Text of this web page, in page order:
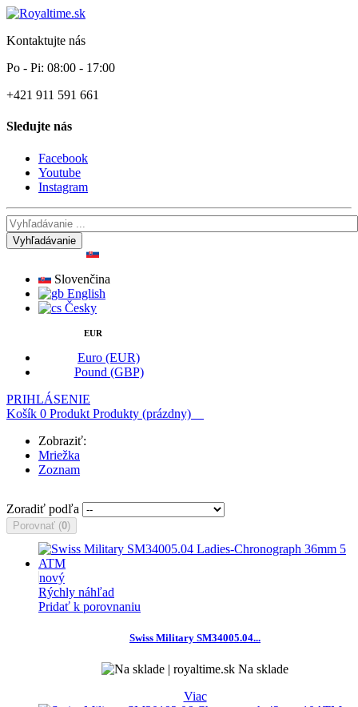
Kontaktujte nás
Po - Pi: 08:00 - 17:00
+421 911 591 661
Sledujte nás
Facebook
Youtube
Instagram
Vyhľadávanie
Slovenčina
English
Česky
EUR
Euro (EUR)
Pound (GBP)
PRIHLÁSENIE
Košík 0 Produkt Produkty (prázdny)
Zobraziť:
Mriežka
Zoznam
Zoradiť podľa
Porovnať (0)
nový
Rýchly náhľad
Pridať k porovnaniu
Swiss Military SM34005.04...
Na sklade
Viac